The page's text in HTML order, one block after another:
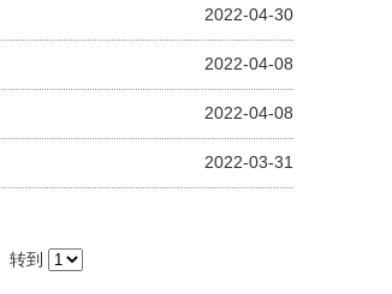
2022-04-30
2022-04-08
2022-04-08
2022-03-31
转到